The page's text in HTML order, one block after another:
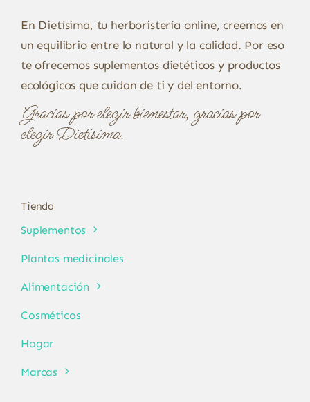
En Dietísima, tu herboristería online, creemos en
un equilibrio entre lo natural y la calidad. Por eso
te ofrecemos suplementos dietéticos y productos
ecológicos que cuidan de ti y del entorno.
Gracias por elegir bienestar, gracias por
elegir Dietísima.
Tienda
Suplementos
Plantas medicinales
Alimentación
Cosméticos
Hogar
Marcas